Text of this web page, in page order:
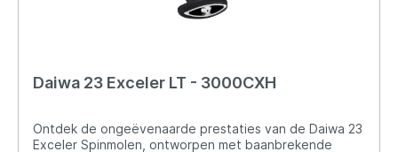
Daiwa 23 Exceler LT - 3000CXH
Ontdek de ongeëvenaarde prestaties van de Daiwa 23
Exceler Spinmolen, ontworpen met baanbrekende